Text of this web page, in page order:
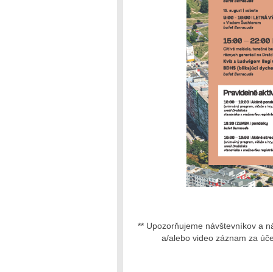
** Upozorňujeme návštevníkov a
a/alebo video záznam za